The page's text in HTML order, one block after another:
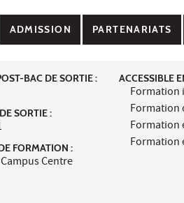
ADMISSION PARTENARIATS
BAC DE SORTIE :
SORTIE :
FORMATION :
Centre
ACCESSIBLE
Formation
Formation
Formation
Formation